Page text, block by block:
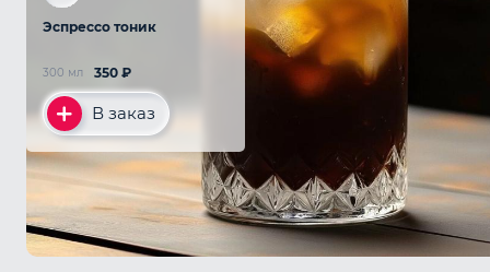
Эспрессо тоник
350 ₽
300 мл
В заказ